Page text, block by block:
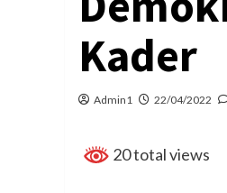
Kader
Admin1 22/04/2022
20 total views